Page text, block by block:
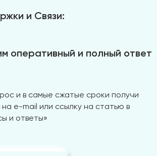
и Связи:
оперативный и полный ответ
и в самые сжатые сроки получи
на e-mail или ссылку на статью в
и ответы»